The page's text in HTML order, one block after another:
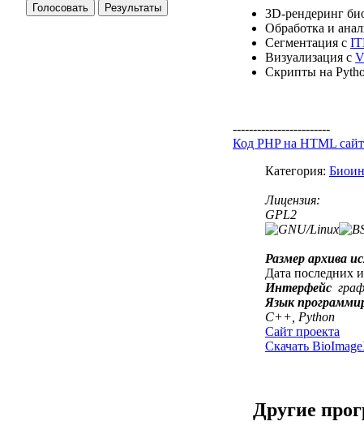
3D-рендеринг
Обработка и
Сегментация с
Визуализация с
Скрипты на
------------------------
Код PHP на HTML
Категория:
Лицензия:
GPL2
Размер архива
Дата последних
Интерфейс
Язык
C++, Python
Сайт проекта
Скачать
Другие